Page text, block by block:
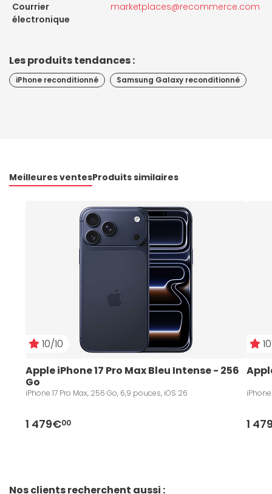
Courrier
électronique
marketplaces@recommerce.com
Les produits tendances :
iPhone reconditionné Samsung Galaxy reconditionné
Meilleures ventesProduits similaires
10/10
Apple iPhone 17 Pro Max Bleu Intense - 256
Go
iPhone 17 Pro Max, 256 Go, 6,9 pouces, iOS 26
1 479€00 1
Nos clients recherchent aussi :